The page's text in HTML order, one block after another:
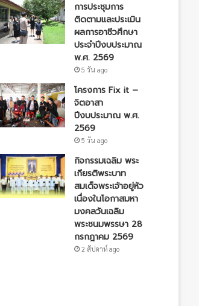
การประชุมการ
ติดตามและประเมิน
ผลการอาชีวศึกษา
ประจำปีงบประมาณ
พ.ศ. 2569
5 วัน ago
โครงการ Fix it –
จิตอาสา
ปีงบประมาณ พ.ศ.
2569
5 วัน ago
กิจกรรมเฉลิม พระ
เกียรติพระบาท
สมเด็จพระเจ้าอยู่หัว
เนื่องในโอกาสมหา
มงคลวันเฉลิม
พระชนมพรรษา 28
กรกฎาคม 2569
2 สัปดาห์ ago